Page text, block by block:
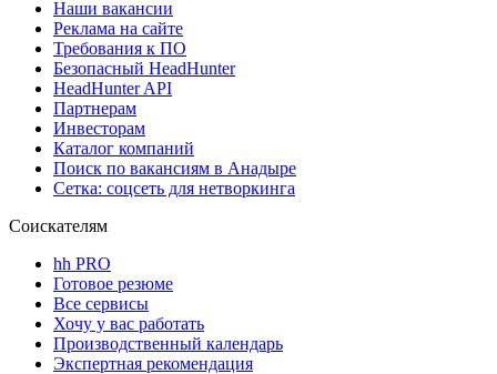
Наши вакансии
Реклама на сайте
Требования к ПО
Безопасный HeadHunter
HeadHunter API
Партнерам
Инвесторам
Каталог компаний
Поиск по вакансиям в Анадыре
Сетка: соцсеть для нетворкинга
Соискателям
hh PRO
Готовое резюме
Все сервисы
Хочу у вас работать
Производственный календарь
Экспертная рекомендация